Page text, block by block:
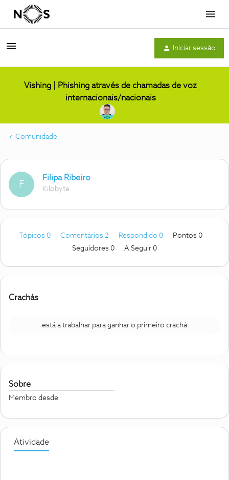
Menu
Iniciar sessão
Vishing | Phishing através de chamadas de voz
internacionais/nacionais
Comunidade
F
Filipa Ribeiro
Kilobyte
Tópicos 0 Comentários 2 Respondido 0
Pontos 0
Seguidores 0 A Seguir 0
Crachás
está a trabalhar para ganhar o primeiro crachá
Sobre
Membro desde
Atividade